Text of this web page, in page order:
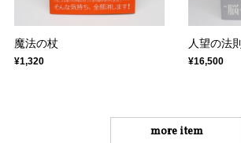
魔法の杖
¥1,320
人望の法則
¥16,500
more item